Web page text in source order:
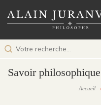
Savoir
Accueil